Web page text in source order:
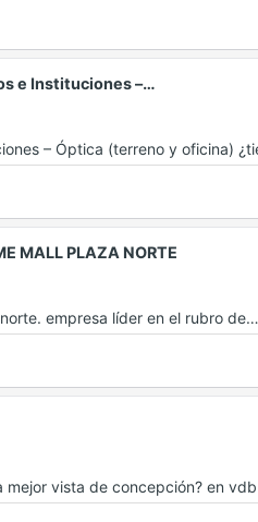
e Instituciones –…
– Óptica (terreno y oficina)
MALL PLAZA NORTE
empresa líder en el rubro de…
mejor vista de concepción? en